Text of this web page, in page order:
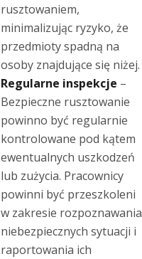
rusztowaniem,
minimalizując ryzyko, że
przedmioty spadną na
osoby znajdujące się niżej.
Regularne inspekcje –
Bezpieczne rusztowanie
powinno być regularnie
kontrolowane pod kątem
ewentualnych uszkodzeń
lub zużycia. Pracownicy
powinni być przeszkoleni
w zakresie rozpoznawania
niebezpiecznych sytuacji i
raportowania ich